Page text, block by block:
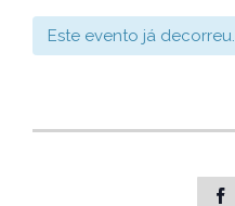
Este evento já decorreu.
